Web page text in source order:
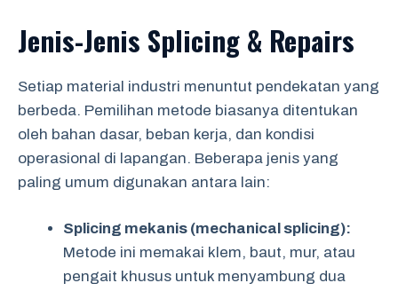
Jenis-Jenis Splicing & Repairs
Setiap material industri menuntut pendekatan yang
berbeda. Pemilihan metode biasanya ditentukan
oleh bahan dasar, beban kerja, dan kondisi
operasional di lapangan. Beberapa jenis yang
paling umum digunakan antara lain:
Splicing mekanis (mechanical splicing):
Metode ini memakai klem, baut, mur, atau
pengait khusus untuk menyambung dua